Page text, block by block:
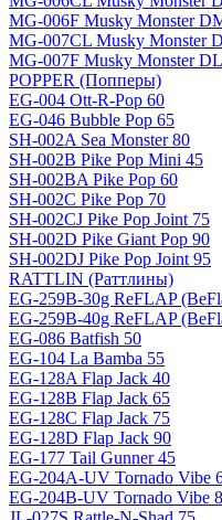
MG-006F Musky Monster
MG-007CL Musky Monster
MG-007F Musky Monster
POPPER (Попперы)
EG-004 Ott-R-Pop 60
EG-046 Bubble Pop 65
SH-002A Sea Monster 80
SH-002B Pike Pop Mini 45
SH-002BA Pike Pop 60
SH-002C Pike Pop 70
SH-002CJ Pike Pop Joint 75
SH-002D Pike Giant Pop 90
SH-002DJ Pike Pop Joint 95
RATTLIN (Раттлины)
EG-259B-30g ReFLAP
EG-259B-40g ReFLAP
EG-086 Batfish 50
EG-104 La Bamba 55
EG-128A Flap Jack 40
EG-128B Flap Jack 65
EG-128C Flap Jack 75
EG-128D Flap Jack 90
EG-177 Tail Gunner 45
EG-204A-UV Tornado Vibe
EG-204B-UV Tornado Vibe